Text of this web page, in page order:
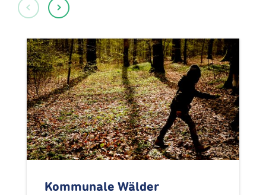
Kommunale Wälder